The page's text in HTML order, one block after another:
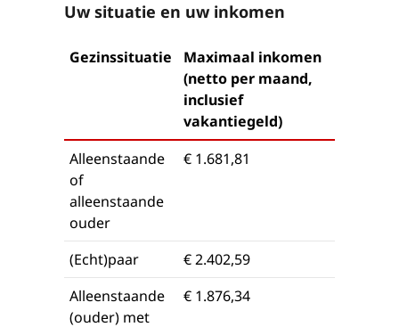
Uw situatie en uw inkomen
Gezinssituatie
Maximaal inkomen
(netto per maand,
inclusief
vakantiegeld)
Alleenstaande
of
alleenstaande
ouder
€ 1.681,81
(Echt)paar
€ 2.402,59
Alleenstaande
(ouder) met
€ 1.876,34